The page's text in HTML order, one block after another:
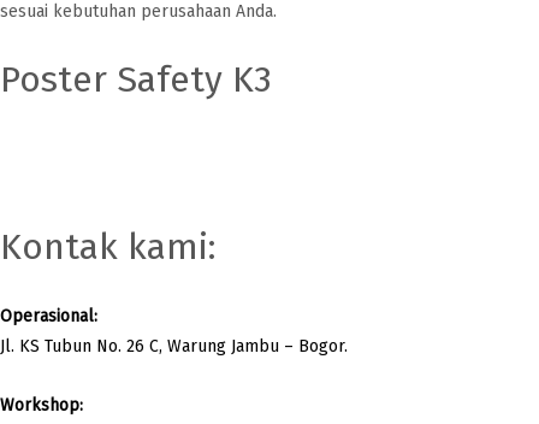
sesuai kebutuhan perusahaan Anda.
Poster Safety K3
Kontak kami:
Operasional:
Jl. KS Tubun No. 26 C, Warung Jambu – Bogor.
Workshop: